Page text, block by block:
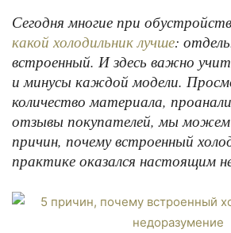
Сегодня многие при
какой холодильник лучше:
встроенный. И здесь важно
и минусы каждой модели.
количество материала,
отзывы покупателей, мы
причин, почему встроенный
практике оказался настоящим